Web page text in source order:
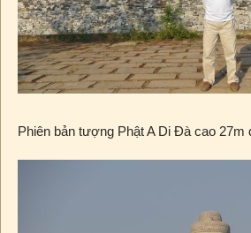
Phiên bản tượng Phật A Di Đà cao 27m